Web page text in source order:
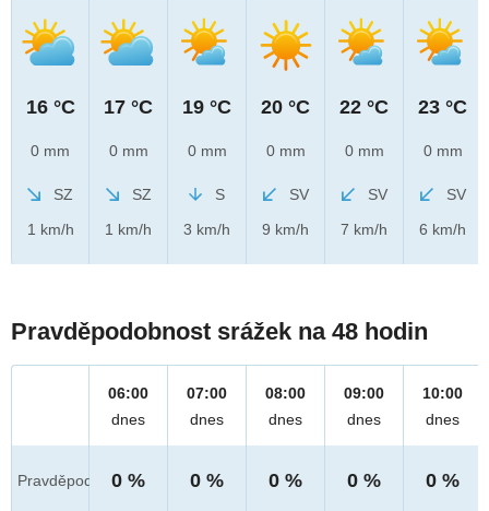
16 °C
0 mm
SZ
1 km/h
17 °C
0 mm
SZ
1 km/h
19 °C
0 mm
S
3 km/h
20 °C
0 mm
SV
9 km/h
22 °C
0 mm
SV
7 km/h
23 °C
0 mm
SV
6 km/h
Pravděpodobnost srážek na 48 hodin
Pravděpod.
06:00
dnes
0 %
07:00
dnes
0 %
08:00
dnes
0 %
09:00
dnes
0 %
10:00
dnes
0 %